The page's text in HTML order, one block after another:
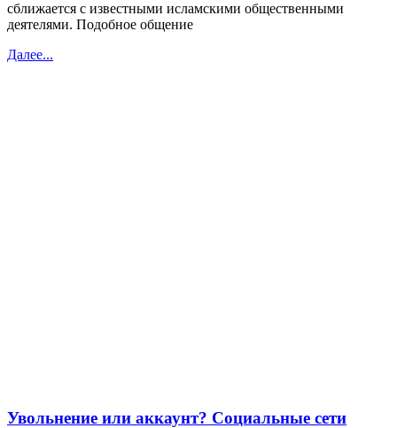
сближается с известными исламскими общественными
деятелями. Подобное общение
Далее...
Увольнение или аккаунт? Социальные сети